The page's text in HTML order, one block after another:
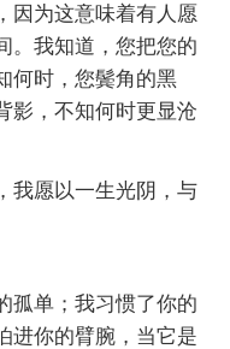
因为这意味着有人愿
。我知道，您把您的
何时，您鬓角的黑
影，不知何时更显沧
我愿以一生光阴，与
孤单；我习惯了你的
进你的臂腕，当它是